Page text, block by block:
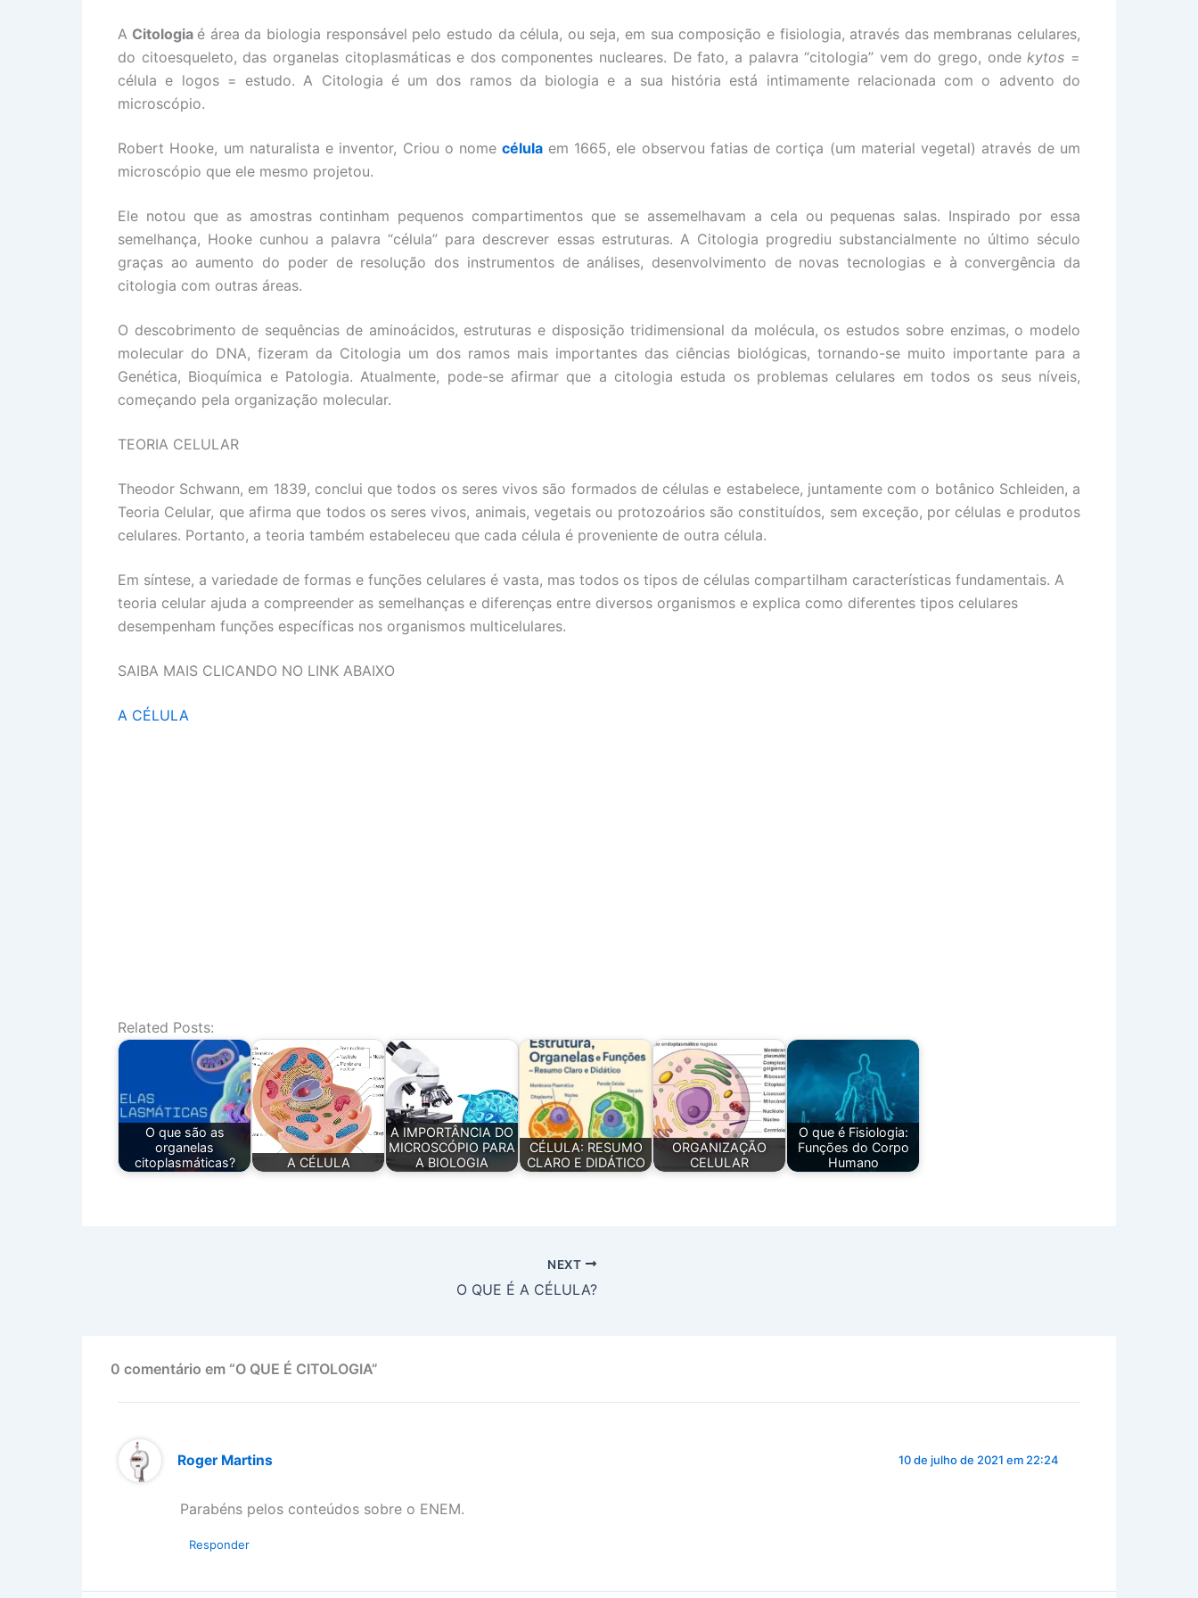
A Citologia é área da biologia responsável pelo estudo da célula, ou seja, em sua composição e fisiologia, através das membranas celulares,
do citoesqueleto, das organelas citoplasmáticas e dos componentes nucleares. De fato, a palavra “citologia” vem do grego, ondekytos =
célula e logos = estudo. A Citologia é um dos ramos da biologia e a sua história está intimamente relacionada com o advento do
microscópio.
Robert Hooke, um naturalista e inventor, Criou o nomecélula em 1665, ele observou fatias de cortiça (um material vegetal) através de um
microscópio que ele mesmo projetou.
Ele notou que as amostras continham pequenos compartimentos que se assemelhavam a cela ou pequenas salas. Inspirado por essa
semelhança, Hooke cunhou a palavra “célula” para descrever essas estruturas. A Citologia progrediu substancialmente no último século
graças ao aumento do poder de resolução dos instrumentos de análises, desenvolvimento de novas tecnologias e à convergência da
citologia com outras áreas.
O descobrimento de sequências de aminoácidos, estruturas e disposição tridimensional da molécula, os estudos sobre enzimas, o modelo
molecular do DNA, fizeram da Citologia um dos ramos mais importantes das ciências biológicas, tornando-se muito importante para a
Genética, Bioquímica e Patologia. Atualmente, pode-se afirmar que a citologia estuda os problemas celulares em todos os seus níveis,
começando pela organização molecular.
TEORIA CELULAR
Theodor Schwann, em 1839, conclui que todos os seres vivos são formados de células e estabelece, juntamente com o botânico Schleiden, a
Teoria Celular, que afirma que todos os seres vivos, animais, vegetais ou protozoários são constituídos, sem exceção, por células e produtos
celulares. Portanto, a teoria também estabeleceu que cada célula é proveniente de outra célula.
Em síntese, a variedade de formas e funções celulares é vasta, mas todos os tipos de células compartilham características fundamentais. A
teoria celular ajuda a compreender as semelhanças e diferenças entre diversos organismos e explica como diferentes tipos celulares
desempenham funções específicas nos organismos multicelulares.
SAIBA MAIS CLICANDO NO LINK ABAIXO
A CÉLULA
Related Posts:
O que são as
organelas
citoplasmáticas?
A CÉLULA
A IMPORTÂNCIA DO
MICROSCÓPIO PARA
A BIOLOGIA
CÉLULA: RESUMO
CLARO E DIDÁTICO
ORGANIZAÇÃO
CELULAR
O que é Fisiologia:
Funções do Corpo
Humano
NEXT
O QUE É A CÉLULA?
0 comentário em “O QUE É CITOLOGIA”
Roger Martins 10 de julho de 2021 em 22:24
Parabéns pelos conteúdos sobre o ENEM.
Responder